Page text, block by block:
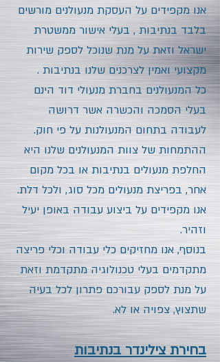
אנו מקפידים על העסקת מנעולנים מורשים
בלבד בנתיבות , בעלי אישור ממשטרת
ישראל וזאת על מנת שנוכל לספק שירות
מקצועי ואמין לצרכנים שלנו בנתיבות .
כל המנעולנים בחברת מנעולי דוד הינם
בעלי הסמכה והכשרה אשר דרושה
לעבודה בתחום המנעולנות על פי חוק.
ההתמחות של צוות המנעולנים שלנו היא
החלפת מנעולים בנתיבות או בכל מקום
אחר, בפריצת מנעולים מכל סוג, ולכל דלת.
אנו מקפידים על ביצוע עבודה באופן יעיל
וזהיר.
בנוסף, אנו מחזיקים כלי עבודה וכלי פריצה
מתקדמים בעלי טכנולוגיה מתקדמת וזאת
על מנת לספק עבורכם פתרון לכל בעיה
שתצוץ, צפויה או לא.
בחירת צילינדר בנתיבות